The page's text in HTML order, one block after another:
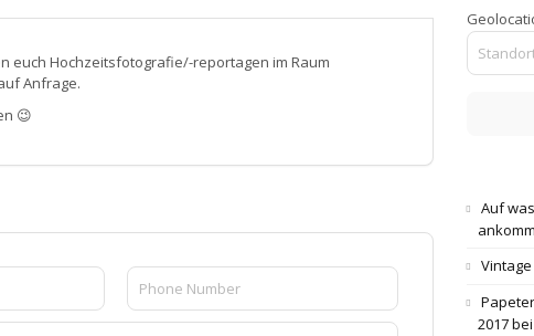
euch Hochzeitsfotografie/-reportagen im Raum
Anfrage.
😉
Auf
2017